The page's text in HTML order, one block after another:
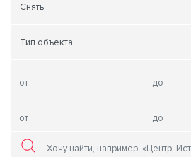
Снять
Тип объекта